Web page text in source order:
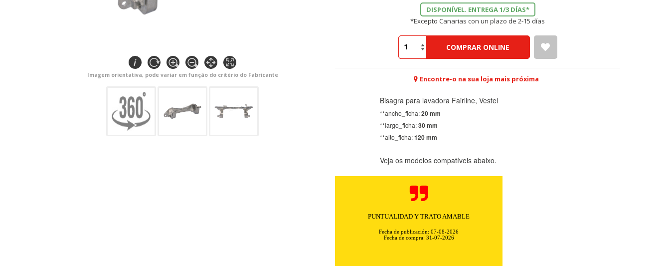
Imagem orientativa, pode variar em função do critério do Fabricante
DISPONÍVEL. ENTREGA 1/3 DÍAS*
*Excepto Canarias con un plazo de 2-15 días
COMPRAR ONLINE
Encontre-o na sua loja mais próxima
Bisagra para lavadora Fairline, Vestel
**ancho_ficha:20 mm
**largo_ficha:30 mm
**alto_ficha:120 mm
Veja os modelos compatíveis abaixo.
Rapidez y excelente comunicación. Todo transcurrió
Fecha de publicación: 07-08-2026